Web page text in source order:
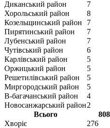
Диканський район
7
Хорольський район
8
Козельщинський район
7
Пирятинський район
7
Лубенський район
7
Чутівський район
6
Карлівський район
5
Оржицький район
5
Решетилівський район
5
Миргородський район
5
В-багачанський район
4
Новосанжарський район2
Всього
808
Хворіє
276